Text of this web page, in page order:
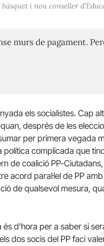
i nou conseller
murs de pagament.
els socialistes. Cap
després de les
per primera vegada
política complicada que
de coalició PP-
acord paral·lel de PP amb
de qualsevol mesura,
d’hora per a saber si
dos socis del PP faci